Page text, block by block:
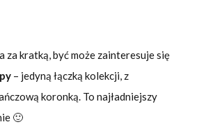
za kratką, być może zainteresuje się
– jedyną łączką kolekcji, z
koronką. To najładniejszy
🙂